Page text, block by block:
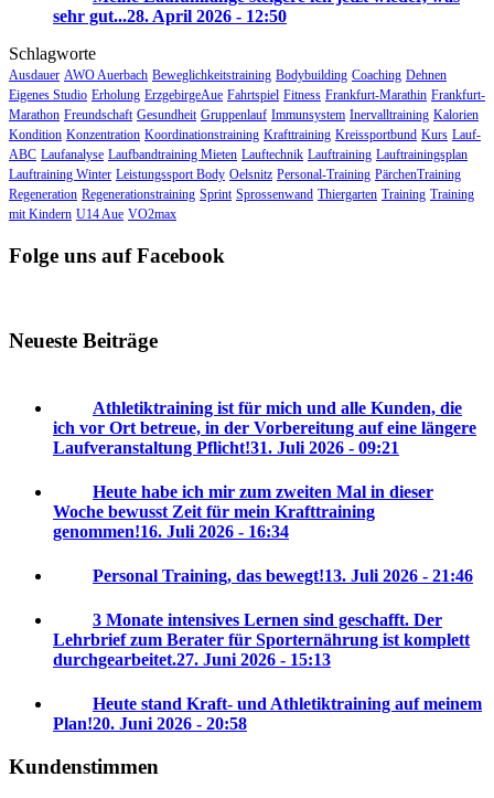
sehr gut...28. April 2026 - 12:50
Schlagworte
Ausdauer AWO Auerbach Beweglichkeitstraining Bodybuilding Coaching Dehnen
Eigenes Studio Erholung ErzgebirgeAue Fahrtspiel Fitness Frankfurt-Marathin Frankfurt-
Marathon Freundschaft Gesundheit Gruppenlauf Immunsystem Inervalltraining Kalorien
Kondition Konzentration Koordinationstraining Krafttraining Kreissportbund Kurs Lauf-
ABC Laufanalyse Laufbandtraining Mieten Lauftechnik Lauftraining Lauftrainingsplan
Lauftraining Winter Leistungssport Body Oelsnitz Personal-Training PärchenTraining
Regeneration Regenerationstraining Sprint Sprossenwand Thiergarten Training Training
mit Kindern U14 Aue VO2max
Folge uns auf Facebook
Neueste Beiträge
Athletiktraining ist für mich und alle Kunden, die
ich vor Ort betreue, in der Vorbereitung auf eine längere
Laufveranstaltung Pflicht!31. Juli 2026 - 09:21
Heute habe ich mir zum zweiten Mal in dieser
Woche bewusst Zeit für mein Krafttraining
genommen!16. Juli 2026 - 16:34
Personal Training, das bewegt!13. Juli 2026 - 21:46
3 Monate intensives Lernen sind geschafft. Der
Lehrbrief zum Berater für Sporternährung ist komplett
durchgearbeitet.27. Juni 2026 - 15:13
Heute stand Kraft- und Athletiktraining auf meinem
Plan!20. Juni 2026 - 20:58
Kundenstimmen